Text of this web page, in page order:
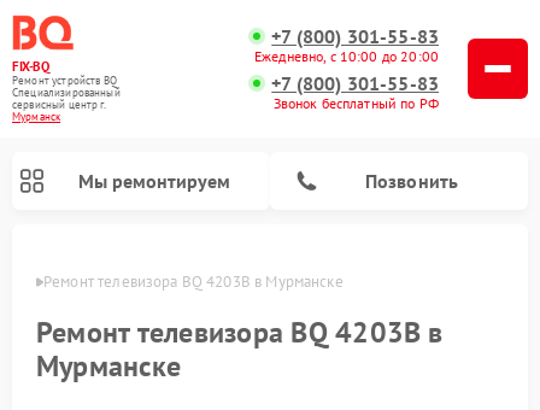
FIX-BQ
Ремонт устройств BQ
Специализированный
cервисный центр г.
Мурманск
+7 (800) 301-55-83
Ежедневно, с 10:00 до 20:00
+7 (800) 301-55-83
Звонок бесплатный по РФ
Мы ремонтируем Позвонить
Ремонт телевизора BQ 4203B в Мурманске
Ремонт телевизора BQ 4203B в
Мурманске